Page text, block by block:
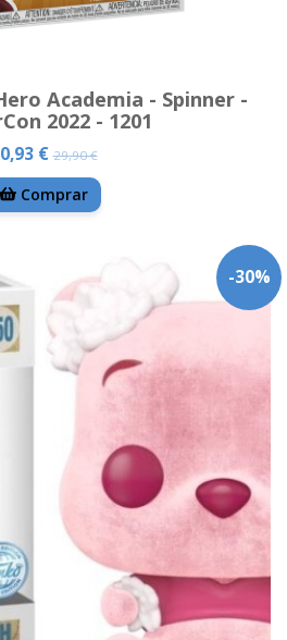
Academia - Spinner -
2022 - 1201
€29,90 €
Comprar
-30%